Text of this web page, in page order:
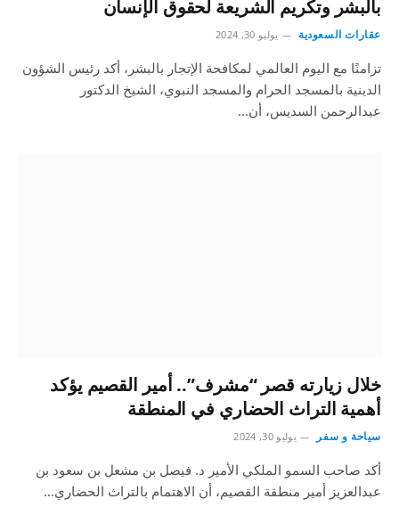
بالبشر وتكريم الشريعة لحقوق الإنسان
عقارات السعودية يوليو 30, 2024
تزامنًا مع اليوم العالمي لمكافحة الإتجار بالبشر، أكد رئيس الشؤون
الدينية بالمسجد الحرام والمسجد النبوي، الشيخ الدكتور
عبدالرحمن السديس، أن…
خلال زيارته قصر “مشرف”.. أمير القصيم يؤكد
أهمية التراث الحضاري في المنطقة
سياحة و سفر يوليو 30, 2024
أكد صاحب السمو الملكي الأمير د. فيصل بن مشعل بن سعود بن
عبدالعزيز أمير منطقة القصيم، أن الاهتمام بالتراث الحضاري…